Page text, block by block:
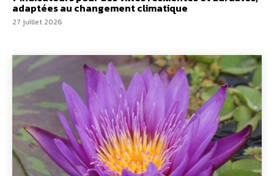
adaptées au changement climatique
27 juillet 2026